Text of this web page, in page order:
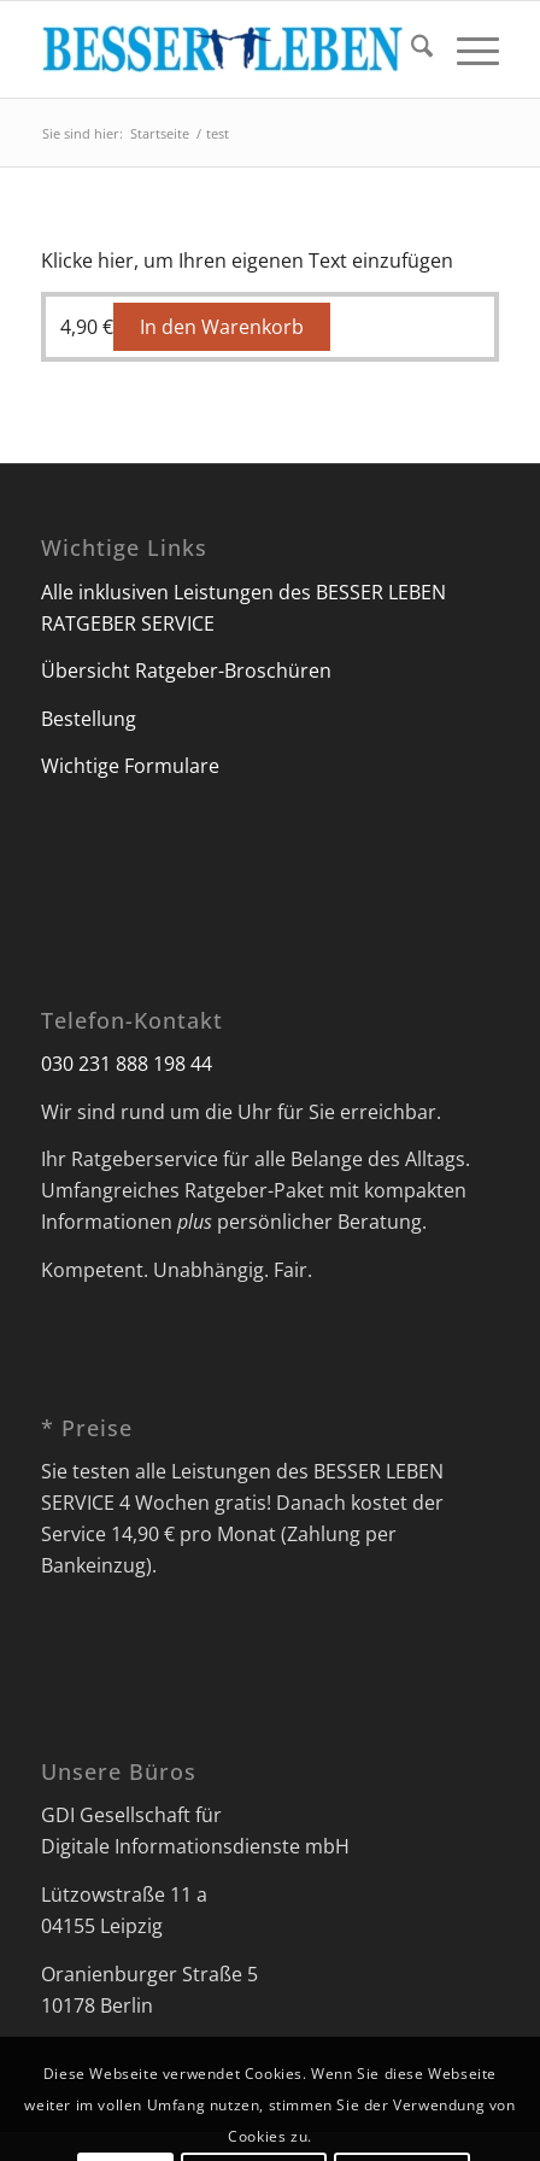
Sie sind hier: Startseite / test
Klicke hier, um Ihren eigenen Text einzufügen
4,90€ In den Warenkorb
Wichtige Links
Alle inklusiven Leistungen des BESSER LEBEN
RATGEBER SERVICE
Übersicht Ratgeber-Broschüren
Bestellung
Wichtige Formulare
Telefon-Kontakt
030 231 888 198 44
Wir sind rund um die Uhr für Sie erreichbar.
Ihr Ratgeberservice für alle Belange des Alltags.
Umfangreiches Ratgeber-Paket mit kompakten
Informationen pluspersönlicher Beratung.
Kompetent. Unabhängig. Fair.
* Preise
Sie testen alle Leistungen des BESSER LEBEN
SERVICE 4 Wochen gratis! Danach kostet der
Service 14,90 € pro Monat (Zahlung per
Bankeinzug).
Unsere Büros
GDI Gesellschaft für
Digitale Informationsdienste mbH
Lützowstraße 11 a
04155 Leipzig
Oranienburger Straße 5
10178 Berlin
Diese Webseite verwendet Cookies. Wenn Sie diese Webseite
weiter im vollen Umfang nutzen, stimmen Sie der Verwendung von
Cookies zu.